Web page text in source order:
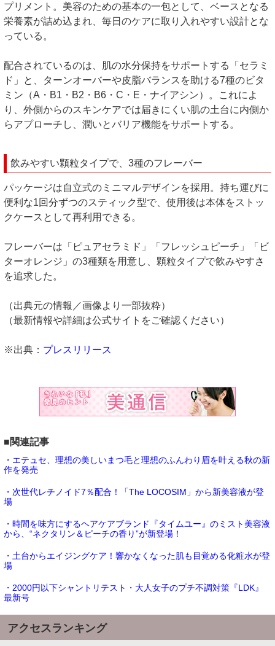
プリメント。美容のための基本の一包として、ベースとなる
栄養素が詰め込まれ、毎日のケアに取り入れやすい設計とな
っている。
配合されているのは、肌の水分保持をサポートする「セラミ
ド」と、ターンオーバーや皮脂バランスを助ける7種のビタ
ミン（A・B1・B2・B6・C・E・ナイアシン）。これによ
り、外側からのスキンケアでは届きにくい肌の土台に内側か
らアプローチし、潤いとバリア機能をサポートする。
飲みやすい顆粒タイプで、3種のフレーバー
パッケージは自立式のミニマルデザインを採用。持ち運びに
便利な1回分ずつのスティック型で、使用後は本体をストッ
クケースとして再利用できる。
フレーバーは「ピュアセラミド」「フレッシュピーチ」「ビ
ターオレンジ」の3種類を用意し、顆粒タイプで飲みやすさ
を追求した。
（出典元の情報／画像より一部抜粋）
（最新情報や詳細は公式サイトをご確認ください）
※出典： プレスリリース
■関連記事
・エテュセ、理想の美しいまつ毛と理想のふんわり眉を叶える秋の新
作を発売
・次世代レチノイド7％配合！「The LOCOSIM」から新美容液が登
場
・時間を味方にするヘアケアブランド『タイムユー』のミスト美容液
から、“ネクタリン＆ピーチの香り”が新登場！
・土台からエイジングケア！響かなくなった肌も目覚める化粧水が登
場
・2000円以下シャントリテスト・大人女子のプチ不調対策『LDK』
最新号
アクセスランキング